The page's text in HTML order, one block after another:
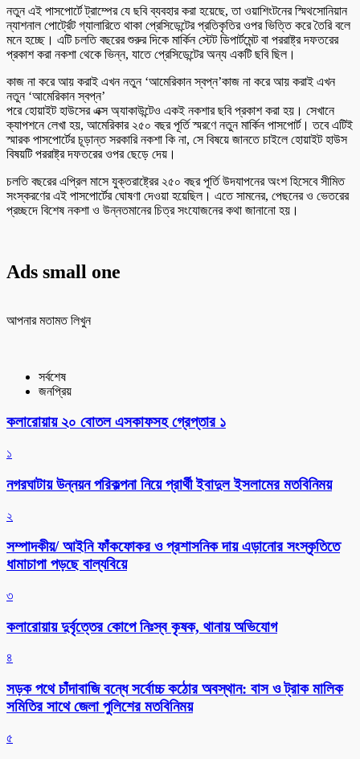
নতুন এই পাসপোর্টে ট্রাম্পের যে ছবি ব্যবহার করা হয়েছে, তা ওয়াশিংটনের স্মিথসোনিয়ান
ন্যাশনাল পোর্ট্রেট গ্যালারিতে থাকা প্রেসিডেন্টের প্রতিকৃতির ওপর ভিত্তি করে তৈরি বলে
মনে হচ্ছে। এটি চলতি বছরের শুরুর দিকে মার্কিন স্টেট ডিপার্টমেন্ট বা পররাষ্ট্র দফতরের
প্রকাশ করা নকশা থেকে ভিন্ন, যাতে প্রেসিডেন্টের অন্য একটি ছবি ছিল।
কাজ না করে আয় করাই এখন নতুন ‘আমেরিকান স্বপ্ন’কাজ না করে আয় করাই এখন
নতুন ‘আমেরিকান স্বপ্ন’
পরে হোয়াইট হাউসের এক্স অ্যাকাউন্টেও একই নকশার ছবি প্রকাশ করা হয়। সেখানে
ক্যাপশনে লেখা হয়, আমেরিকার ২৫০ বছর পূর্তি স্মরণে নতুন মার্কিন পাসপোর্ট। তবে এটিই
স্মারক পাসপোর্টের চূড়ান্ত সরকারি নকশা কি না, সে বিষয়ে জানতে চাইলে হোয়াইট হাউস
বিষয়টি পররাষ্ট্র দফতরের ওপর ছেড়ে দেয়।
চলতি বছরের এপ্রিল মাসে যুক্তরাষ্ট্রের ২৫০ বছর পূর্তি উদযাপনের অংশ হিসেবে সীমিত
সংস্করণের এই পাসপোর্টের ঘোষণা দেওয়া হয়েছিল। এতে সামনের, পেছনের ও ভেতরের
প্রচ্ছদে বিশেষ নকশা ও উন্নতমানের চিত্র সংযোজনের কথা জানানো হয়।
Ads small one
আপনার মতামত লিখুন
সর্বশেষ
জনপ্রিয়
কলারোয়ায় ২০ বোতল এসকাফসহ গ্রেপ্তার ১
১
নগরঘাটায় উন্নয়ন পরিকল্পনা নিয়ে প্রার্থী ইবাদুল ইসলামের মতবিনিময়
২
সম্পাদকীয়/ আইনি ফাঁকফোকর ও প্রশাসনিক দায় এড়ানোর সংস্কৃতিতে
ধামাচাপা পড়ছে বাল্যবিয়ে
৩
কলারোয়ায় দুর্বৃত্তের কোপে নিঃস্ব কৃষক, থানায় অভিযোগ
৪
সড়ক পথে চাঁদাবাজি বন্ধে সর্বোচ্চ কঠোর অবস্থান: বাস ও ট্রাক মালিক
সমিতির সাথে জেলা পুলিশের মতবিনিময়
৫